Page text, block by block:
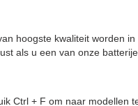
hoogste kwaliteit worden in
als u een van onze
Ctrl + F om naar modellen